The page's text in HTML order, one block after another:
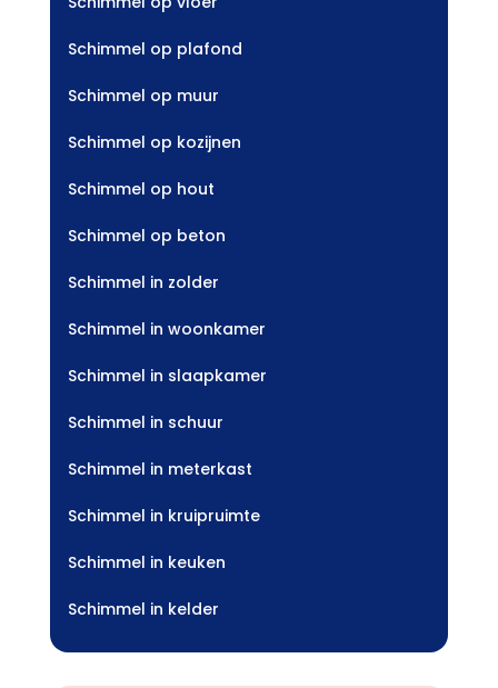
Schimmel op plafond
Schimmel op muur
Schimmel op kozijnen
Schimmel op hout
Schimmel op beton
Schimmel in zolder
Schimmel in woonkamer
Schimmel in slaapkamer
Schimmel in schuur
Schimmel in meterkast
Schimmel in kruipruimte
Schimmel in keuken
Schimmel in kelder